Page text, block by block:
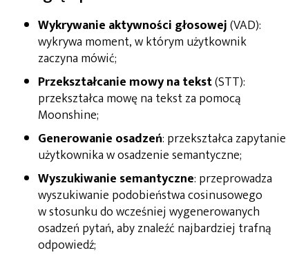
Wykrywanie aktywności głosowej(VAD):
wykrywa moment, w którym użytkownik
zaczyna mówić;
Przekształcanie mowy na tekst(STT):
przekształca mowę na tekst za pomocą
Moonshine;
Generowanie osadzeń: przekształca zapytanie
użytkownika w osadzenie semantyczne;
Wyszukiwanie semantyczne: przeprowadza
wyszukiwanie podobieństwa cosinusowego
w stosunku do wcześniej wygenerowanych
osadzeń pytań, aby znaleźć najbardziej trafną
odpowiedź;